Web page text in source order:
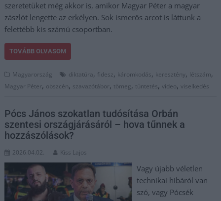
szeretetüket még akkor is, amikor Magyar Péter a magyar
zászlót lengette az erkélyen. Sok ismerős arcot is láttunk a
felettébb kis számú csoportban.
TOVÁBB OLVASOM
Magyarország diktatúra, fidesz, káromkodás, keresztény, létszám,
Magyar Péter, obszcén, szavazótábor, tömeg, tüntetés,video,viselkedés
Pócs János szokatlan tudósítása Orbán
szentesi országjárásáról – hova tűnnek a
hozzászólások?
2026.04.02. Kiss Lajos
Vagy újabb véletlen
technikai hibáról van
szó, vagy Pócsék